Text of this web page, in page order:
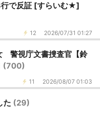
行で反証 [すらいむ★]
12 2026/07/31 01:27
警視庁文書捜査官【鈴
(700)
11 2026/08/07 01:03
た (29)